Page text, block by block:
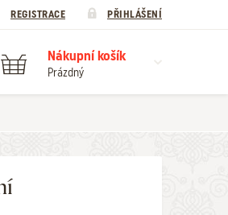
REGISTRACE PŘIHLÁŠENÍ
Nákupní košík
Prázdný